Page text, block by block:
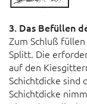
3. Das Befüllen
Zum Schluß
Splitt. Die
auf den
Schichtdicke sind
Schichtdicke